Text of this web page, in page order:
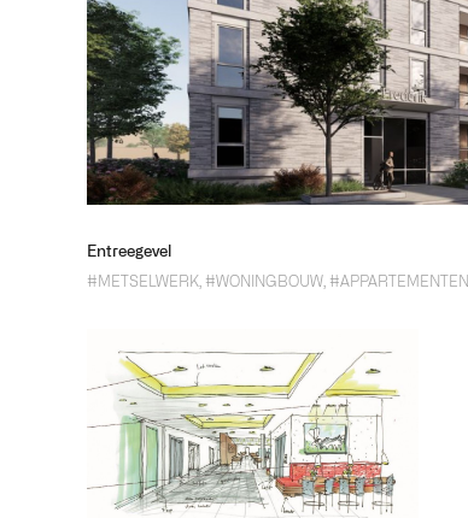
Entreegevel
#METSELWERK #WONINGBOUW #APPARTEMENTEN